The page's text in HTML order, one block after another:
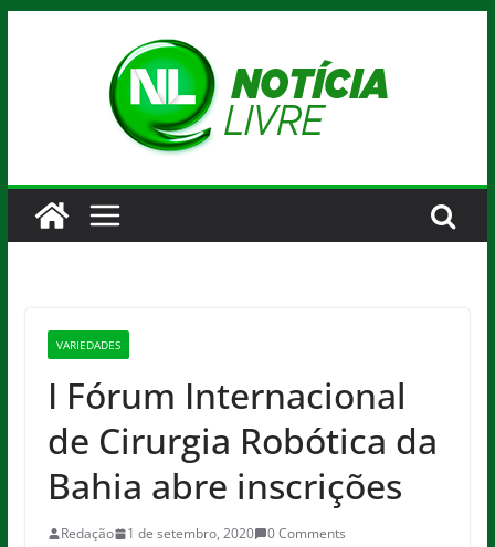
VARIEDADES
I Fórum Internacional
de Cirurgia Robótica da
Bahia abre inscrições
Redação 1 de setembro, 2020 0 Comments